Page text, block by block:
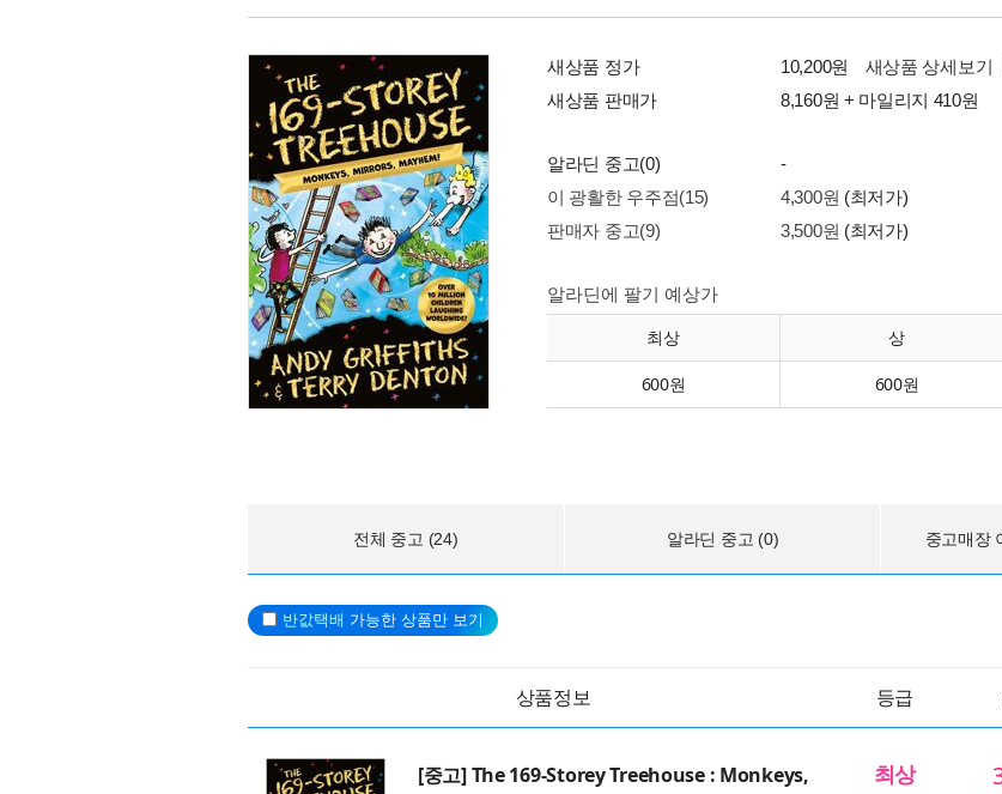
새상품 정가 10,200원
새상품 상세보기
새상품 판매가
8,160원 + 마일리지 410원
알라딘 중고(0)
-
이 광활한 우주점(15)
4,300원 (최저가)
판매자 중고(9)
3,500원 (최저가)
알라딘에 팔기 예상가
최상 상
600원 600원
전체 중고 (24) 알라딘 중고 (0) 중고매장
반값택배 가능한 상품만 보기
상품정보 등급
[중고] The 169-Storey Treehouse : Monkeys, 최상